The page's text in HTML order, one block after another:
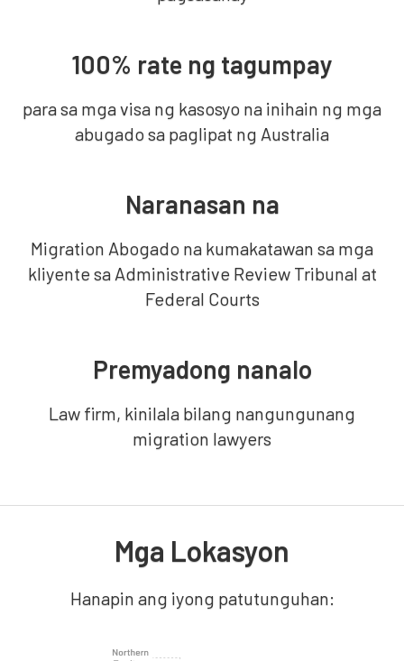
100% rate ng tagumpay
para sa mga visa ng kasosyo na inihain ng mga
abugado sa paglipat ng Australia
Naranasan na
Migration Abogado na kumakatawan sa mga
kliyente sa Administrative Review Tribunal at
Federal Courts
Premyadong nanalo
Law firm, kinilala bilang nangungunang
migration lawyers
Mga Lokasyon
Hanapin ang iyong patutunguhan: